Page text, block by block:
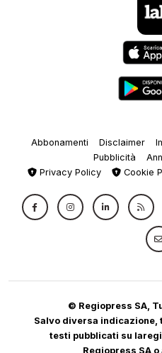
Abbonamenti Disclaimer
Pubblicità
Privacy Policy
Cookie
© Regiopress SA,
Salvo diversa
testi pubblicati su
Regiopress SA